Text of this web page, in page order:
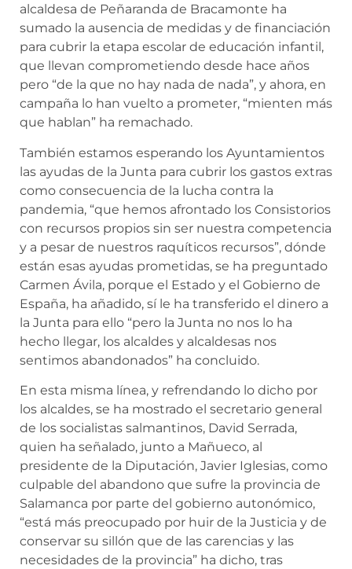
alcaldesa de Peñaranda de Bracamonte ha
sumado la ausencia de medidas y de financiación
para cubrir la etapa escolar de educación infantil,
que llevan comprometiendo desde hace años
pero “de la que no hay nada de nada”, y ahora, en
campaña lo han vuelto a prometer, “mienten más
que hablan” ha remachado.
También estamos esperando los Ayuntamientos
las ayudas de la Junta para cubrir los gastos extras
como consecuencia de la lucha contra la
pandemia, “que hemos afrontado los Consistorios
con recursos propios sin ser nuestra competencia
y a pesar de nuestros raquíticos recursos”, dónde
están esas ayudas prometidas, se ha preguntado
Carmen Ávila, porque el Estado y el Gobierno de
España, ha añadido, sí le ha transferido el dinero a
la Junta para ello “pero la Junta no nos lo ha
hecho llegar, los alcaldes y alcaldesas nos
sentimos abandonados” ha concluido.
En esta misma línea, y refrendando lo dicho por
los alcaldes, se ha mostrado el secretario general
de los socialistas salmantinos, David Serrada,
quien ha señalado, junto a Mañueco, al
presidente de la Diputación, Javier Iglesias, como
culpable del abandono que sufre la provincia de
Salamanca por parte del gobierno autonómico,
“está más preocupado por huir de la Justicia y de
conservar su sillón que de las carencias y las
necesidades de la provincia” ha dicho, tras